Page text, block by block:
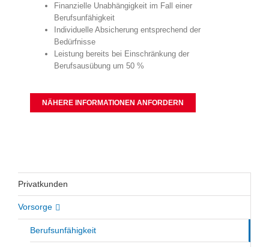
Finanzielle Unabhängigkeit im Fall einer
Berufsunfähigkeit
Individuelle Absicherung entsprechend der
Bedürfnisse
Leistung bereits bei Einschränkung der
Berufsausübung um 50 %
NÄHERE INFORMATIONEN ANFORDERN
Privatkunden
Vorsorge
Berufsunfähigkeit